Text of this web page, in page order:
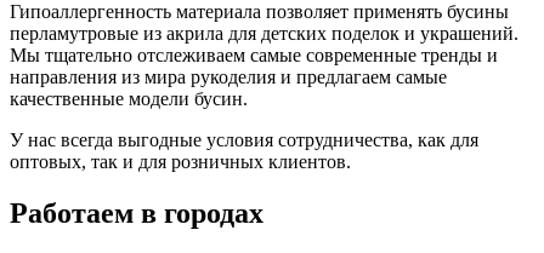
Гипоаллергенность материала позволяет применять бусины
перламутровые из акрила для детских поделок и украшений.
Мы тщательно отслеживаем самые современные тренды и
направления из мира рукоделия и предлагаем самые
качественные модели бусин.
У нас всегда выгодные условия сотрудничества, как для
оптовых, так и для розничных клиентов.
Работаем в городах